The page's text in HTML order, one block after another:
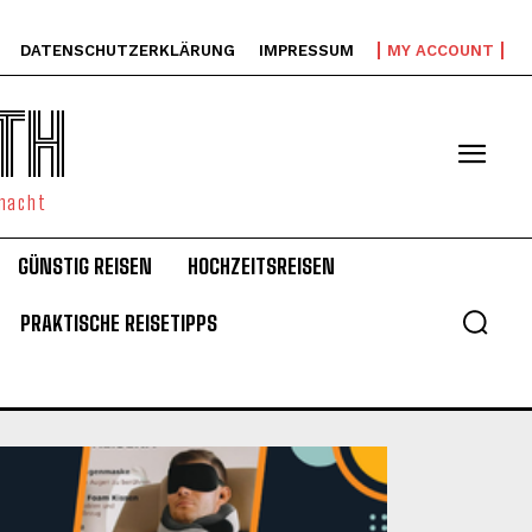
DATENSCHUTZERKLÄRUNG IMPRESSUM MY ACCOUNT
GÜNSTIG REISEN HOCHZEITSREISEN
PRAKTISCHE REISETIPPS